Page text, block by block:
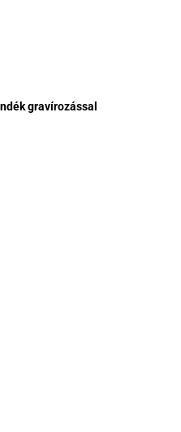
gravírozással